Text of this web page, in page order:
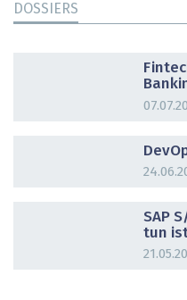
DOSSIERS
SAP
tun